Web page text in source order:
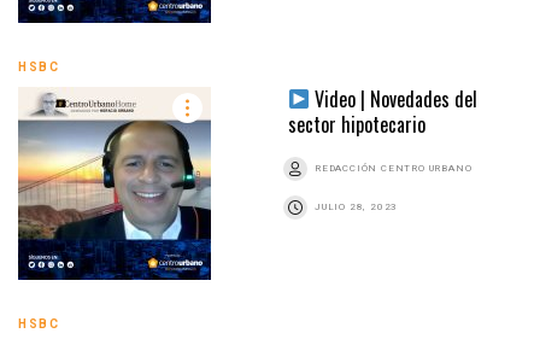
HSBC
Video | Novedades del
sector hipotecario
REDACCIÓN CENTRO URBANO
JULIO 28, 2023
HSBC